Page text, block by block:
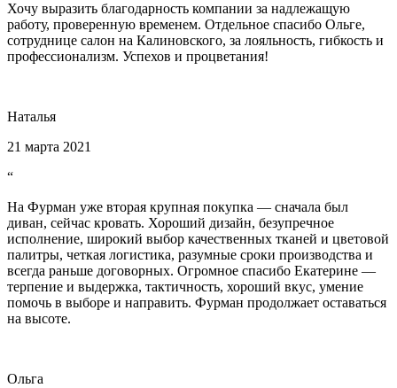
Хочу выразить благодарность компании за надлежащую
работу, проверенную временем. Отдельное спасибо Ольге,
сотруднице салон на Калиновского, за лояльность, гибкость и
профессионализм. Успехов и процветания!
Наталья
21 марта 2021
“
На Фурман уже вторая крупная покупка — сначала был
диван, сейчас кровать. Хороший дизайн, безупречное
исполнение, широкий выбор качественных тканей и цветовой
палитры, четкая логистика, разумные сроки производства и
всегда раньше договорных. Огромное спасибо Екатерине —
терпение и выдержка, тактичность, хороший вкус, умение
помочь в выборе и направить. Фурман продолжает оставаться
на высоте.
Ольга